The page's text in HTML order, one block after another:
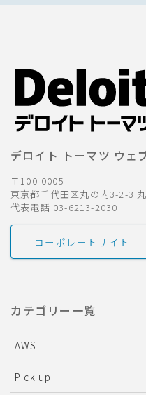
デロイト トーマツ ウェ
〒100-0005
東京都千代田区丸の内3-2-3
代表電話 03-6213-2030
コーポレートサイト
カテゴリー一覧
AWS
Pick up